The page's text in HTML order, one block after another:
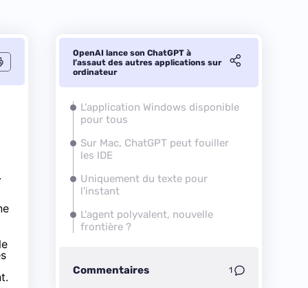
OpenAI lance son ChatGPT à
l’assaut des autres applications sur
ordinateur
L'application Windows disponible
pour tous
Sur Mac, ChatGPT peut fouiller
les IDE
Uniquement du texte pour
l'instant
L'agent polyvalent, nouvelle
frontière ?
Commentaires 1